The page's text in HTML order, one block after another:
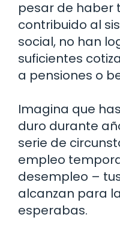
pesar de haber
contribuido al
social, no han
suficientes
a pensiones o
Imagina que
duro durante
serie de
empleo
desempleo –
alcanzan para
esperabas.